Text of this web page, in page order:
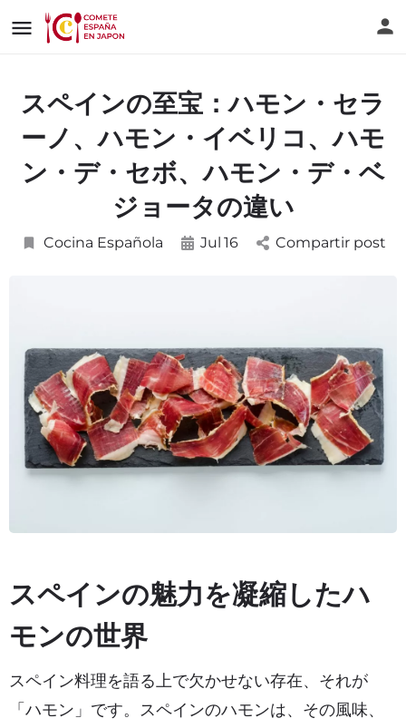
スペインの至宝：ハモン・セラ
ーノ、ハモン・イベリコ、ハモ
ン・デ・セボ、ハモン・デ・ベ
ジョータの違い
Cocina Española Jul 16 Compartir post
スペインの魅力を凝縮したハ
モンの世界
スペイン料理を語る上で欠かせない存在、それが
「ハモン」です。スペインのハモンは、その風味、